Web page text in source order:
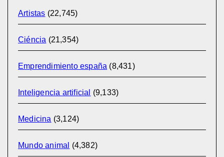
Artistas (22,745)
Ciéncia (21,354)
Emprendimiento españa (8,431)
Inteligencia artificial (9,133)
Medicina (3,124)
Mundo animal (4,382)